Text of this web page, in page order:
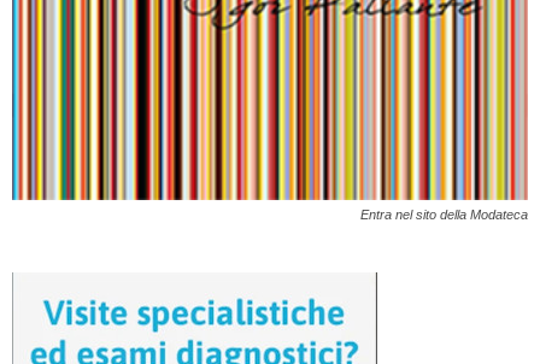
Entra nel sito della Modateca